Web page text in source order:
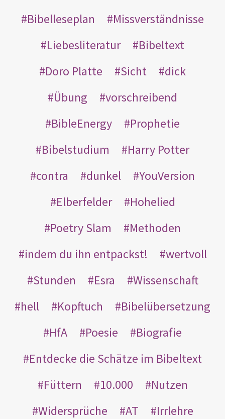
Bibelleseplan
Missverständnisse
Liebesliteratur
Bibeltext
Doro Platte
Sicht
dick
Übung
vorschreibend
BibleEnergy
Prophetie
Bibelstudium
Harry Potter
contra
dunkel
YouVersion
Elberfelder
Hohelied
Poetry Slam
Methoden
indem du ihn entpackst!
wertvoll
Stunden
Esra
Wissenschaft
hell
Kopftuch
Bibelübersetzung
HfA
Poesie
Biografie
Entdecke die Schätze im Bibeltext
Füttern
10.000
Nutzen
Widersprüche
AT
Irrlehre